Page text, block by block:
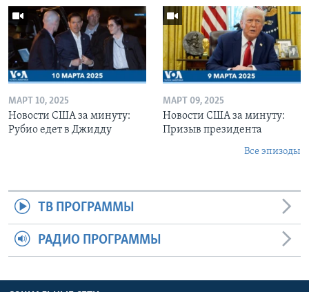
МАРТ 10, 2025
Новости США за минуту:
Рубио едет в Джидду
МАРТ 09, 2025
Новости США за минуту:
Призыв президента
Все эпизоды
ТВ ПРОГРАММЫ
РАДИО ПРОГРАММЫ